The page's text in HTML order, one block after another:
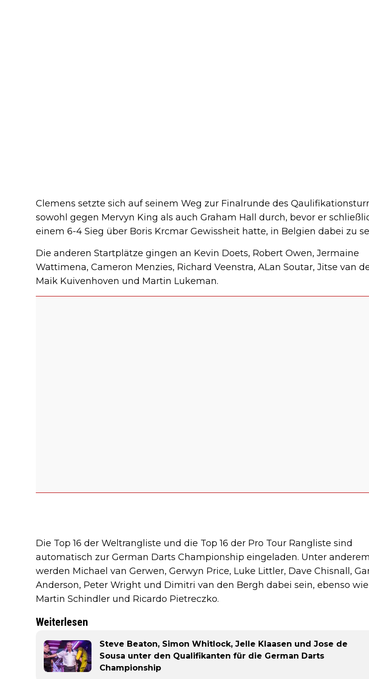
Clemens setzte sich auf seinem Weg zur Finalrunde des
sowohl gegen Mervyn King als auch Graham Hall durch, bevor er
einem 6-4 Sieg über Boris Krcmar Gewissheit hatte, in Belgien dabei zu
Die anderen Startplätze gingen an Kevin Doets, Robert Owen, Jermaine
Wattimena, Cameron Menzies, Richard Veenstra, ALan Soutar, Jitse van
Maik Kuivenhoven und Martin Lukeman.
Die Top 16 der Weltrangliste und die Top 16 der Pro Tour Rangliste sind
automatisch zur German Darts Championship eingeladen. Unter anderem
werden Michael van Gerwen, Gerwyn Price, Luke Littler, Dave Chisnall,
Anderson, Peter Wright und Dimitri van den Bergh dabei sein, ebenso wie
Martin Schindler und Ricardo Pietreczko.
Weiterlesen
Steve Beaton, Simon Whitlock, Jelle Klaasen und Jose de
Sousa unter den Qualifikanten für die German Darts
Championship